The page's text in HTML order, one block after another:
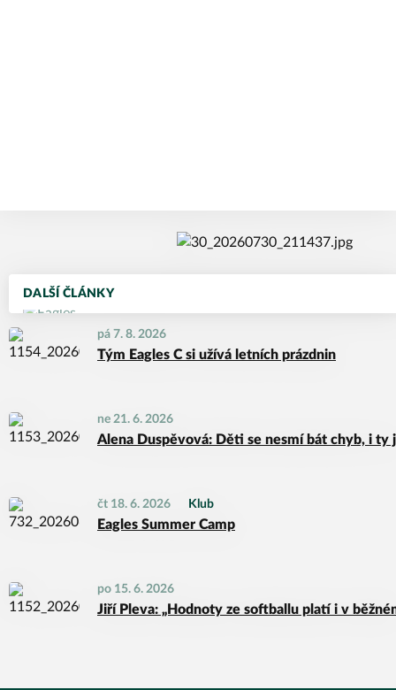
DALŠÍ ČLÁNKY
pá 7. 8. 2026
Tým Eagles C si užívá letních prázdnin
ne 21. 6. 2026
Alena Duspěvová: Děti se nesmí bát chyb, i ty
čt 18. 6. 2026 Klub
Eagles Summer Camp
po 15. 6. 2026
Jiří Pleva: „Hodnoty ze softballu platí i v